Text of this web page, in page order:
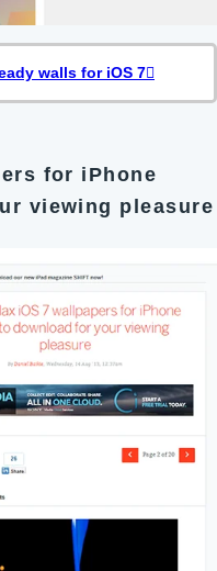
walls for iOS 7
for iPhone
viewing pleasure